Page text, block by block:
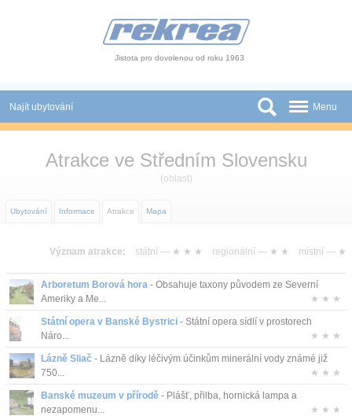
Jistota pro dovolenou od roku 1963
Najít ubytování
Autobusové zájezdy
Novinky
Atrakce
O nás
Kontakt
Menu
Atrakce ve Středním Slovensku
(oblast)
Ubytování Informace Atrakce Mapa
Význam atrakce: státní — ★ ★ ★ regionální — ★ ★ místní — ★
Arboretum Borová hora - Obsahuje taxony původem ze Severní
Ameriky a Me...
★ ★ ★
Státní opera v Banské Bystrici - Státní opera sídlí v prostorech
Náro...
★ ★ ★
Lázně Sliač - Lázně díky léčivým účinkům minerální vody známé již
750...
★ ★ ★
Banské muzeum v přírodě - Plášť, přilba, hornická lampa a
nezapomenu...
★ ★ ★